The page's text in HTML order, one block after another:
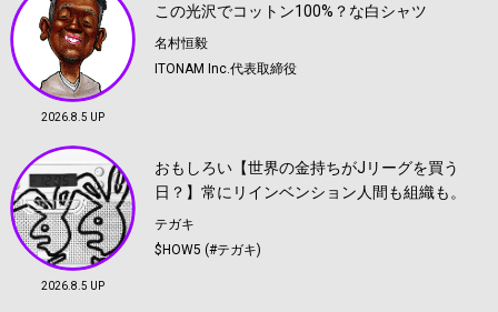
2026.8.5 UP
この光沢でコットン100%？な白シャツ
名村恒毅
ITONAM Inc.代表取締役
2026.8.5 UP
おもしろい【世界の金持ちがJリーグを買う
日？】常にリインベンション人間も組織も。
テガキ
$HOW5 (#テガキ)